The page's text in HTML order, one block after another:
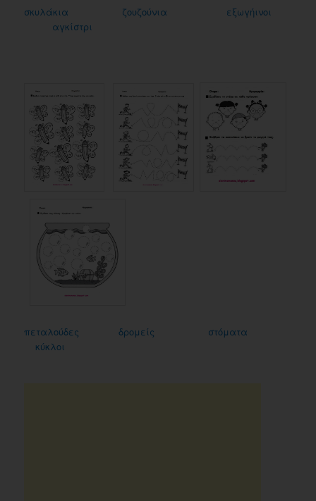
σκυλάκια ζουζούνια
εξωγήινοι
αγκίστρι
πεταλούδες δρομείς
στόματα
κύκλοι